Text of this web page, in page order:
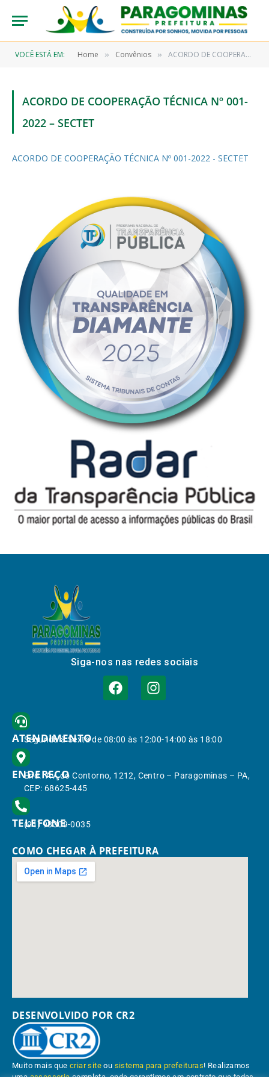
VOCÊ ESTÁ EM: Home » Convênios » ACORDO DE COOPERAÇÃO TÉCNICA Nº 001-2022 – SECTET
ACORDO DE COOPERAÇÃO TÉCNICA Nº 001-
2022 – SECTET
ACORDO DE COOPERAÇÃO TÉCNICA Nº 001-2022 - SECTET
Siga-nos nas redes sociais
ATENDIMENTO
Segunda à Sexta de 08:00 às 12:00-14:00 às 18:00
ENDEREÇO
End.: Av. do Contorno, 1212, Centro – Paragominas – PA,
CEP: 68625-445
TELEFONE
(91) 98309-0035
COMO CHEGAR À PREFEITURA
DESENVOLVIDO POR CR2
Muito mais quecriar site ou sistema para prefeituras! Realizamos
umaassessoriacompleta, onde garantimos em contrato que todas